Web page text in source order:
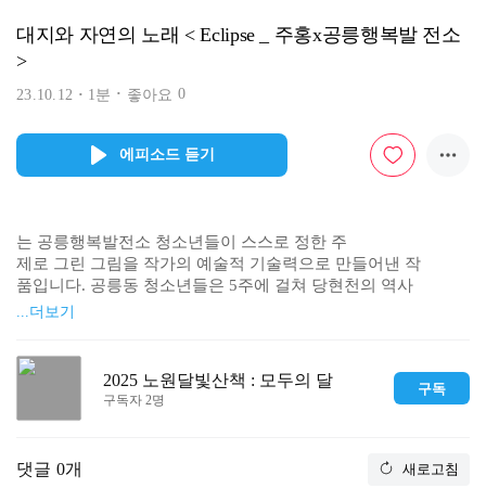
대지와 자연의 노래 < Eclipse _ 주홍x공릉행복발 전소
>
23.10.12 1분 좋아요 0
에피소드 듣기
는 공릉행복발전소 청소년들이 스스로 정한 주
제로 그린 그림을 작가의 예술적 기술력으로 만들어낸 작
품입니다. 공릉동 청소년들은 5주에 걸쳐 당현천의 역사
와 정체성을 토론하며 노원구만의 지역성을 나타낼 수 있
의 피라미드 가장 아래층은 곤충, 달팽이, 참게 등이 있고,
3층은 당현천의 새들, 2층은 물고기들,가장 꼭대기에는 너
구리, 고양이, 수달 등이 있습니다.
...더보기
2025 노원달빛산책 : 모두의 달
구독자 2명
구독
댓글 0개 새로고침